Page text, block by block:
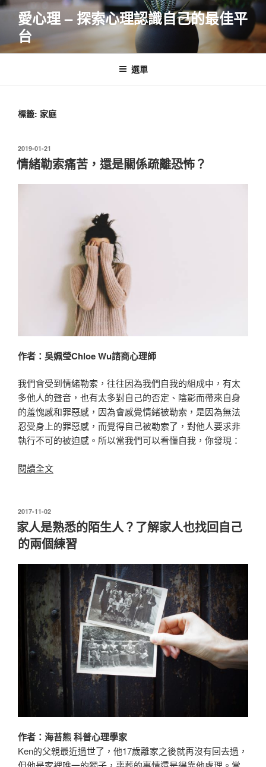
跳
要
愛心理 – 探索心理認識自己的最佳平
台
選單
標籤: 家庭
發
佈
於
2019-01-21
情緒勒索痛苦，還是關係疏離恐怖？
作者：吳姵瑩Chloe Wu諮商心理師
我們會受到情緒勒索，往往因為我們自我的組成中，有太
多他人的聲音，也有太多對自己的否定、陰影而帶來自身
的羞愧感和罪惡感，因為會感覺情緒被勒索，是因為無法
忍受身上的罪惡感，而覺得自己被勒索了，對他人要求非
執行不可的被迫感。所以當我們可以看懂自我，你發現：
閱讀全文〈情
痛
苦，
還
是
關
係
疏
離
恐
怖？〉
發
佈
於
2017-11-02
家人是熟悉的陌生人？了解家人也找回自己
的兩個練習
作者：海苔熊 科普心理學家
Ken的父親最近過世了，他17歲離家之後就再沒有回去過，